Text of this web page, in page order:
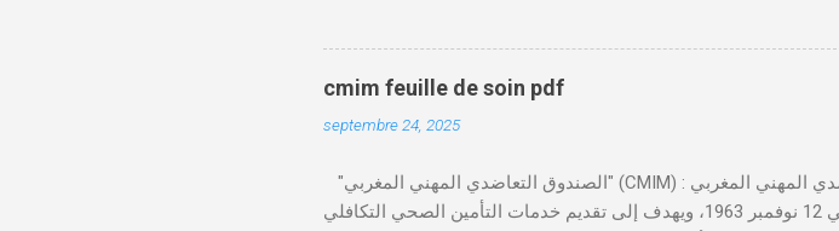
cmim feuille de soin pdf
septembre 24, 2025
"الصندوق التعاضدي المهني المغربي" (CMIM) : الصندوق التعاضدي المهني المغربي (CMIM) هو مؤسسة تضامنية خاصة غير ربحية
تأسست بموجب الظهير الشريف رقم 1-57-187 الصادر في 12 نوفمبر 1963، ويهدف إلى تقديم خدمات التأمين الصحي التكافلي